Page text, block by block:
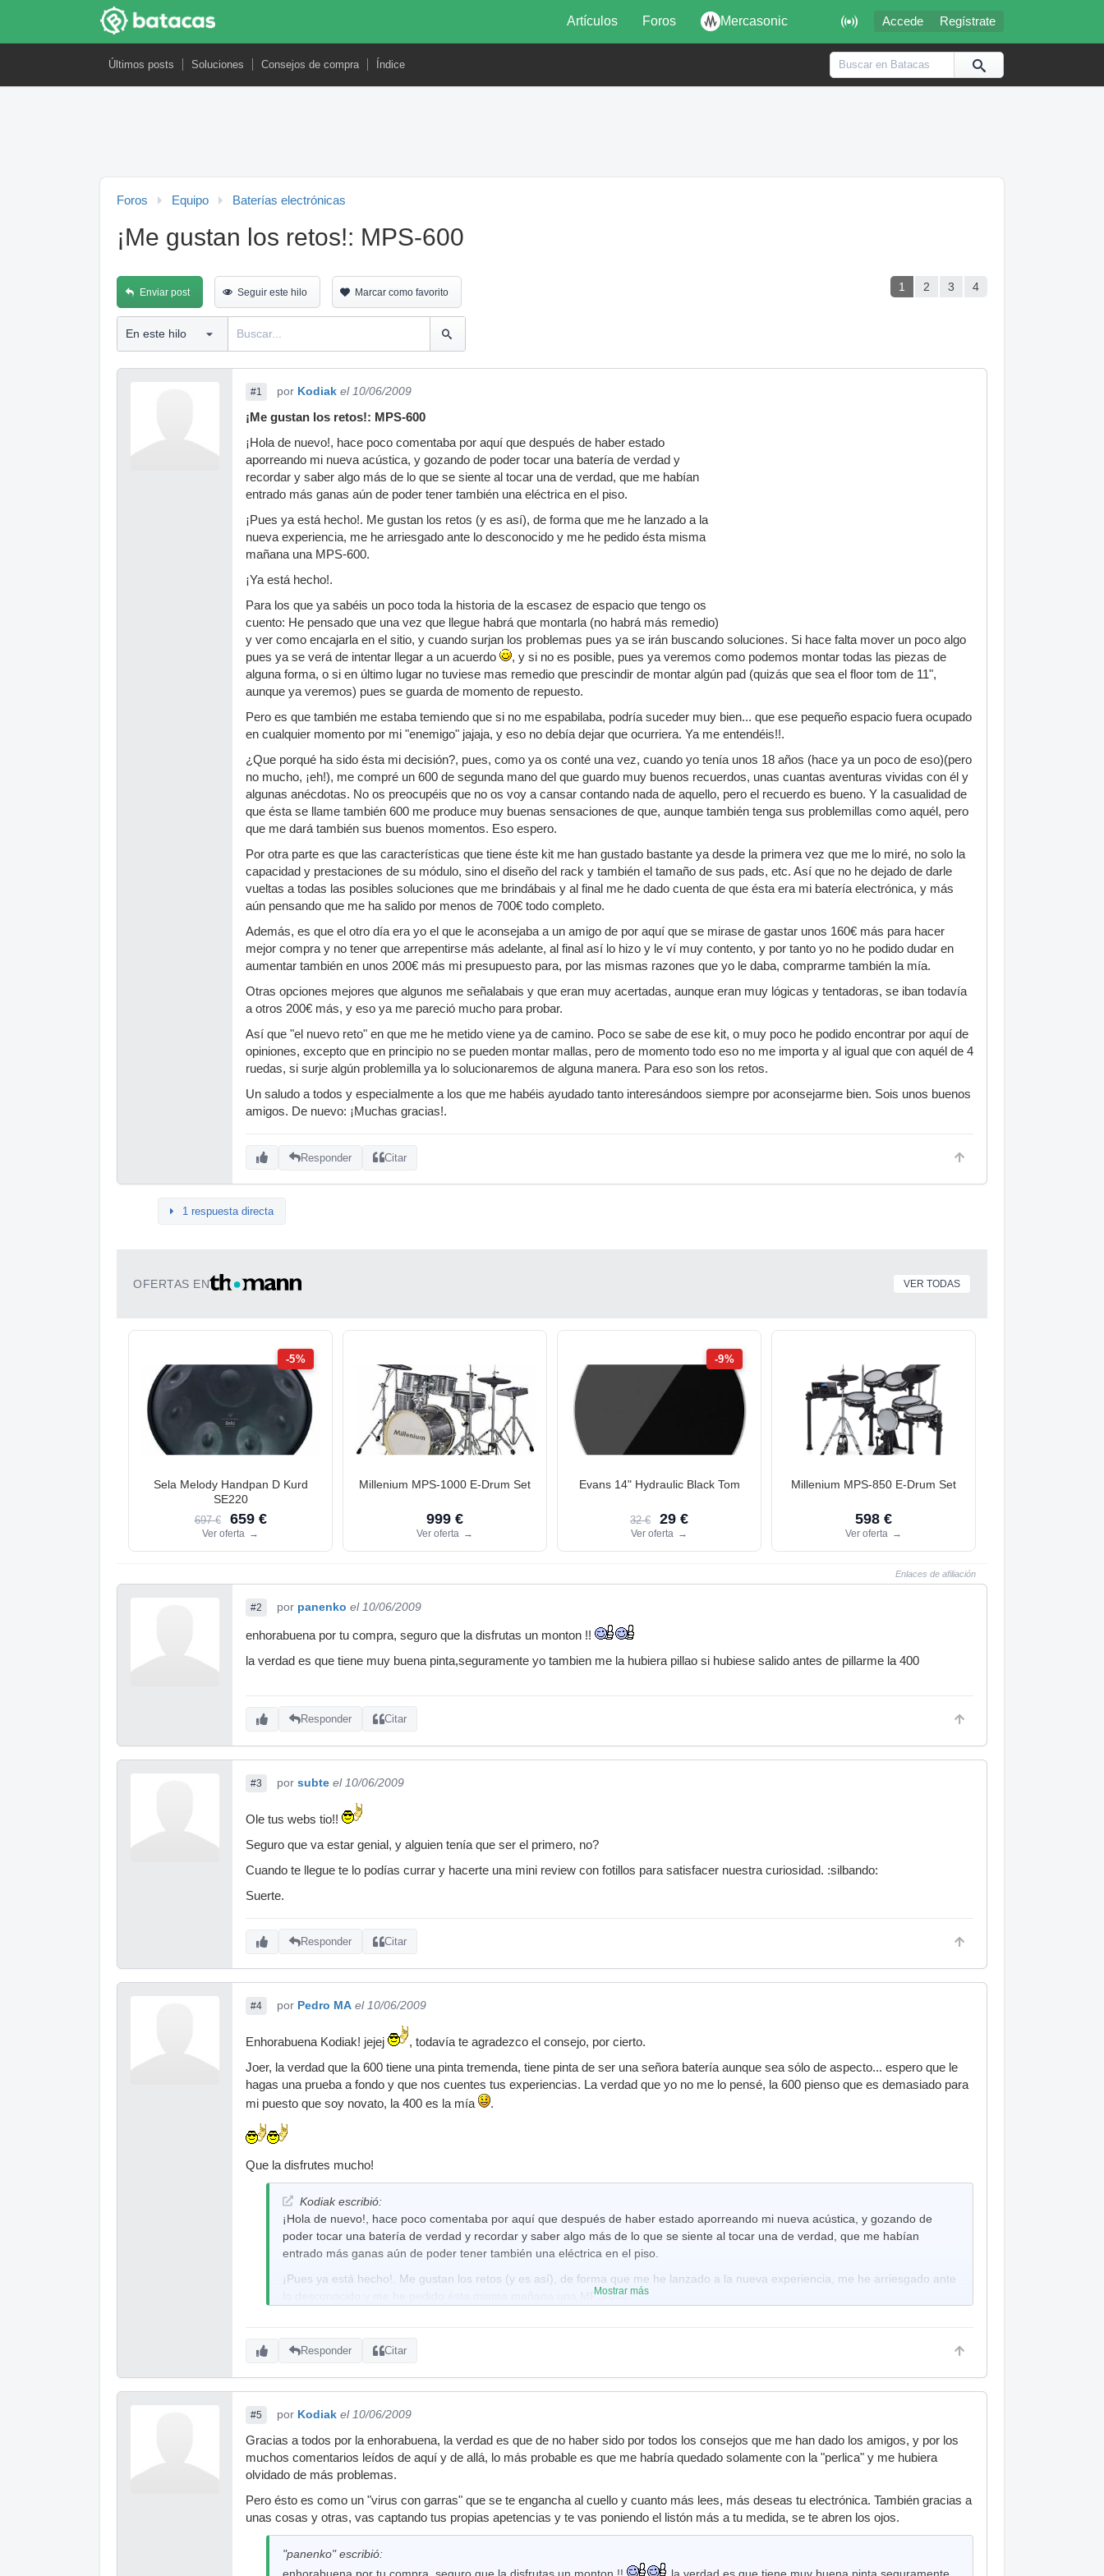
 Accede Regístrate
Artículos Foros Mercasonic
Últimos posts Soluciones Consejos de compra Índice
Foros Equipo Baterías electrónicas
¡Me gustan los retos!: MPS-600
1 2 3 4
Enviar post Seguir este hilo Marcar como favorito
#1 por Kodiak el 10/06/2009
¡Me gustan los retos!: MPS-600
¡Hola de nuevo!, hace poco comentaba por aquí que después de haber estado
aporreando mi nueva acústica, y gozando de poder tocar una batería de verdad y
recordar y saber algo más de lo que se siente al tocar una de verdad, que me habían
entrado más ganas aún de poder tener también una eléctrica en el piso.
¡Pues ya está hecho!. Me gustan los retos (y es así), de forma que me he lanzado a la
nueva experiencia, me he arriesgado ante lo desconocido y me he pedido ésta misma
mañana una MPS-600.
¡Ya está hecho!.
Para los que ya sabéis un poco toda la historia de la escasez de espacio que tengo os
cuento: He pensado que una vez que llegue habrá que montarla (no habrá más remedio)
y ver como encajarla en el sitio, y cuando surjan los problemas pues ya se irán buscando soluciones. Si hace falta mover un poco algo
pues ya se verá de intentar llegar a un acuerdo
, y si no es posible, pues ya veremos como podemos montar todas las piezas de
alguna forma, o si en último lugar no tuviese mas remedio que prescindir de montar algún pad (quizás que sea el floor tom de 11",
aunque ya veremos) pues se guarda de momento de repuesto.
Pero es que también me estaba temiendo que si no me espabilaba, podría suceder muy bien... que ese pequeño espacio fuera ocupado
en cualquier momento por mi "enemigo" jajaja, y eso no debía dejar que ocurriera. Ya me entendéis!!.
¿Que porqué ha sido ésta mi decisión?, pues, como ya os conté una vez, cuando yo tenía unos 18 años (hace ya un poco de eso)(pero
no mucho, ¡eh!), me compré un 600 de segunda mano del que guardo muy buenos recuerdos, unas cuantas aventuras vividas con él y
algunas anécdotas. No os preocupéis que no os voy a cansar contando nada de aquello, pero el recuerdo es bueno. Y la casualidad de
que ésta se llame también 600 me produce muy buenas sensaciones de que, aunque también tenga sus problemillas como aquél, pero
que me dará también sus buenos momentos. Eso espero.
Por otra parte es que las características que tiene éste kit me han gustado bastante ya desde la primera vez que me lo miré, no solo la
capacidad y prestaciones de su módulo, sino el diseño del rack y también el tamaño de sus pads, etc. Así que no he dejado de darle
vueltas a todas las posibles soluciones que me brindábais y al final me he dado cuenta de que ésta era mi batería electrónica, y más
aún pensando que me ha salido por menos de 700€ todo completo.
Además, es que el otro día era yo el que le aconsejaba a un amigo de por aquí que se mirase de gastar unos 160€ más para hacer
mejor compra y no tener que arrepentirse más adelante, al final así lo hizo y le ví muy contento, y por tanto yo no he podido dudar en
aumentar también en unos 200€ más mi presupuesto para, por las mismas razones que yo le daba, comprarme también la mía.
Otras opciones mejores que algunos me señalabais y que eran muy acertadas, aunque eran muy lógicas y tentadoras, se iban todavía
a otros 200€ más, y eso ya me pareció mucho para probar.
Así que "el nuevo reto" en que me he metido viene ya de camino. Poco se sabe de ese kit, o muy poco he podido encontrar por aquí de
opiniones, excepto que en principio no se pueden montar mallas, pero de momento todo eso no me importa y al igual que con aquél de 4
ruedas, si surje algún problemilla ya lo solucionaremos de alguna manera. Para eso son los retos.
Un saludo a todos y especialmente a los que me habéis ayudado tanto interesándoos siempre por aconsejarme bien. Sois unos buenos
amigos. De nuevo: ¡Muchas gracias!.
Responder Citar
1 respuesta directa
OFERTAS EN VER TODAS
-5%
Sela Melody Handpan D Kurd
SE220
697 € 659 €
Ver oferta →
Millenium MPS-1000 E-Drum Set
999 €
Ver oferta →
-9%
Evans 14" Hydraulic Black Tom
32 € 29 €
Ver oferta →
Millenium MPS-850 E-Drum Set
598 €
Ver oferta →
Enlaces de afiliación
#2 por panenko el 10/06/2009
enhorabuena por tu compra, seguro que la disfrutas un monton !!
la verdad es que tiene muy buena pinta,seguramente yo tambien me la hubiera pillao si hubiese salido antes de pillarme la 400
Responder Citar
#3 por subte el 10/06/2009
Ole tus webs tio!!
Seguro que va estar genial, y alguien tenía que ser el primero, no?
Cuando te llegue te lo podías currar y hacerte una mini review con fotillos para satisfacer nuestra curiosidad. :silbando:
Suerte.
Responder Citar
#4 por Pedro MA el 10/06/2009
Enhorabuena Kodiak! jejej
, todavía te agradezco el consejo, por cierto.
Joer, la verdad que la 600 tiene una pinta tremenda, tiene pinta de ser una señora batería aunque sea sólo de aspecto... espero que le
hagas una prueba a fondo y que nos cuentes tus experiencias. La verdad que yo no me lo pensé, la 600 pienso que es demasiado para
mi puesto que soy novato, la 400 es la mía
.
Que la disfrutes mucho!
Kodiak escribió:
¡Hola de nuevo!, hace poco comentaba por aquí que después de haber estado aporreando mi nueva acústica, y gozando de
poder tocar una batería de verdad y recordar y saber algo más de lo que se siente al tocar una de verdad, que me habían
entrado más ganas aún de poder tener también una eléctrica en el piso.
¡Pues ya está hecho!. Me gustan los retos (y es así), de forma que me he lanzado a la nueva experiencia, me he arriesgado ante
lo desconocido y me he pedido ésta misma mañana una MPS-600.
Para los que ya sabéis un poco toda la historia de la escasez de espacio que tengo os cuento: He pensado que una vez que
irán buscando soluciones. Si hace falta mover un poco algo pues ya se verá de intentar llegar a un acuerdo
, y si no es posible,
prescindir de montar algún pad (quizás que sea el floor tom de 11", aunque ya veremos) pues se guarda de momento de
repuesto.
Pero es que también me estaba temiendo que si no me espabilaba, podría suceder muy bien... que ese pequeño espacio fuera
ocupado en cualquier momento por mi "enemigo" jajaja, y eso no debía dejar que ocurriera. Ya me entendéis!!.
¿Que porqué ha sido ésta mi decisión?, pues, como ya os conté una vez, cuando yo tenía unos 18 años (hace ya un poco de
eso)(pero no mucho, ¡eh!), me compré un 600 de segunda mano del que guardo muy buenos recuerdos, unas cuantas aventuras
vividas con él y algunas anécdotas. No os preocupéis que no os voy a cansar contando nada de aquello, pero el recuerdo es
bueno. Y la casualidad de que ésta se llame también 600 me produce muy buenas sensaciones de que, aunque también tenga
sus problemillas como aquél, pero que me dará también sus buenos momentos. Eso espero.
Mostrar más
Responder Citar
#5 por Kodiak el 10/06/2009
Gracias a todos por la enhorabuena, la verdad es que de no haber sido por todos los consejos que me han dado los amigos, y por los
muchos comentarios leídos de aquí y de allá, lo más probable es que me habría quedado solamente con la "perlica" y me hubiera
olvidado de más problemas.
Pero ésto es como un "virus con garras" que se te engancha al cuello y cuanto más lees, más deseas tu electrónica. También gracias a
unas cosas y otras, vas captando tus propias apetencias y te vas poniendo el listón más a tu medida, se te abren los ojos.
"panenko" escribió:
enhorabuena por tu compra, seguro que la disfrutas un monton !!
la verdad es que tiene muy buena pinta,seguramente